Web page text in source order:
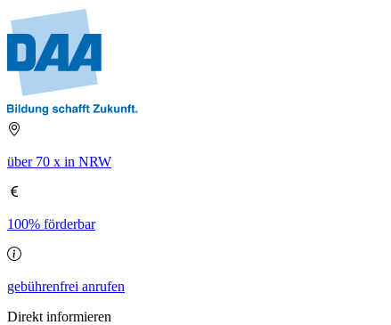
über 70 x in NRW
100% förderbar
gebührenfrei anrufen
Direkt informieren